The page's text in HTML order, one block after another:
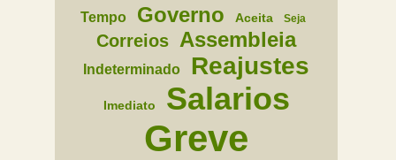
Tempo Governo Aceita Seja
Correios Assembleia
Indeterminado Reajustes
Imediato Salarios
Greve